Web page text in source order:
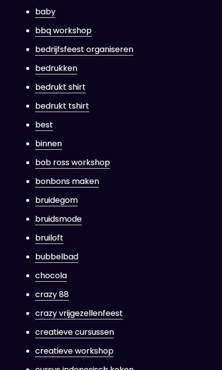
baby
bbq workshop
bedrijfsfeest organiseren
bedrukken
bedrukt shirt
bedrukt tshirt
best
binnen
bob ross workshop
bonbons maken
bruidegom
bruidsmode
bruiloft
bubbelbad
chocola
crazy 88
crazy vrijgezellenfeest
creatieve cursussen
creatieve workshop